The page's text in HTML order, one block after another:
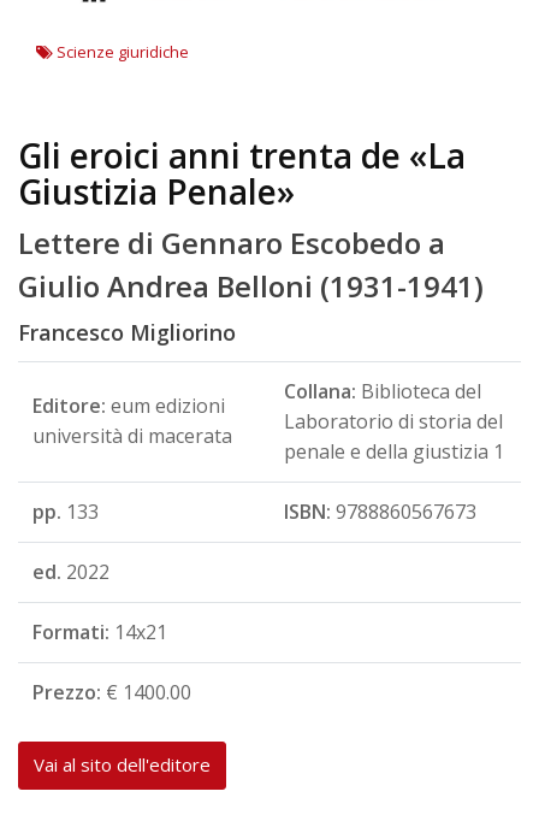
Scienze giuridiche
Gli eroici anni trenta de «La
Giustizia Penale»
Lettere di Gennaro Escobedo a
Giulio Andrea Belloni (1931-1941)
Francesco Migliorino
Editore: eum edizioni
università di macerata
Collana: Biblioteca del
Laboratorio di storia del
penale e della giustizia 1
pp. 133 ISBN: 9788860567673
ed. 2022
Formati: 14x21
Prezzo: € 1400.00
Vai al sito dell'editore